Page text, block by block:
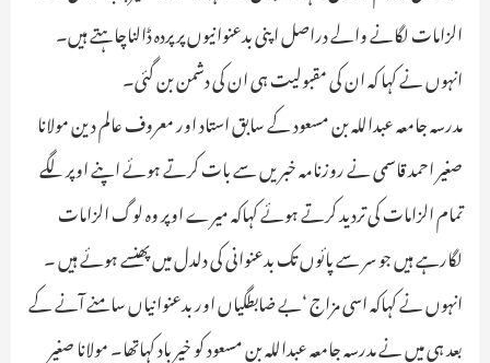
الزامات لگانے والے دراصل اپنی بدعنوانیوں پر پردہ ڈالناچاہتے ہیں۔
انہوں نے کہا کہ ان کی مقبولیت ہی ان کی دشمن بن گئی۔
مدرسہ جامعہ عبداللہ بن مسعود کے سابق استاد اور معروف عالم دین مولانا
صغیر احمد قاسمی نے روزنامہ خبریں سے بات کرتے ہوئے اپنے اوپر لگے
تمام الزامات کی تردید کرتے ہوئے کہاکہ میرے اوپر وہ لوگ الزامات
لگارہے ہیں جو سر سے پائوں تک بدعنوانی کی دلدل میں پھنسے ہوئے ہیں ۔
انہوں نے کہاکہ اسی مزاج ‘بے ضابطگیاں اور بدعنوانیاں سامنے آنے کے
بعد ہی میں نے مدرسہ جامعہ عبداللہ بن مسعود کو خیر باد کہاتھا۔ مولانا صغیر